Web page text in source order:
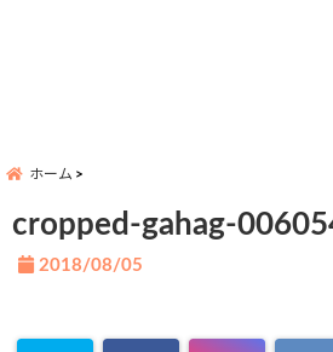
ホーム
cropped-gahag-
2018/08/05